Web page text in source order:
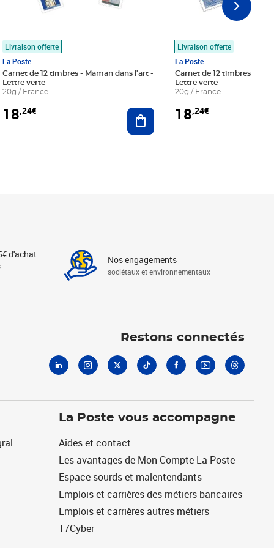
au panier
Livraison offerte
La Poste
Carnet de 12 timbres - Maman dans l'art -
Lettre verte
20g / France
18,24€ Ajouter au panier
Livraison offerte
La Poste
Carnet de 12 timbres - Le
Lettre verte
20g / France
18,24€
d'achat Nos engagements
sociétaux et environnementaux
Restons connectés
La Poste vous accompagne
Aides et contact
Les avantages de Mon Compte La Poste
Espace sourds et malentendants
Emplois et carrières des métiers bancaires
Emplois et carrières autres métiers
17Cyber